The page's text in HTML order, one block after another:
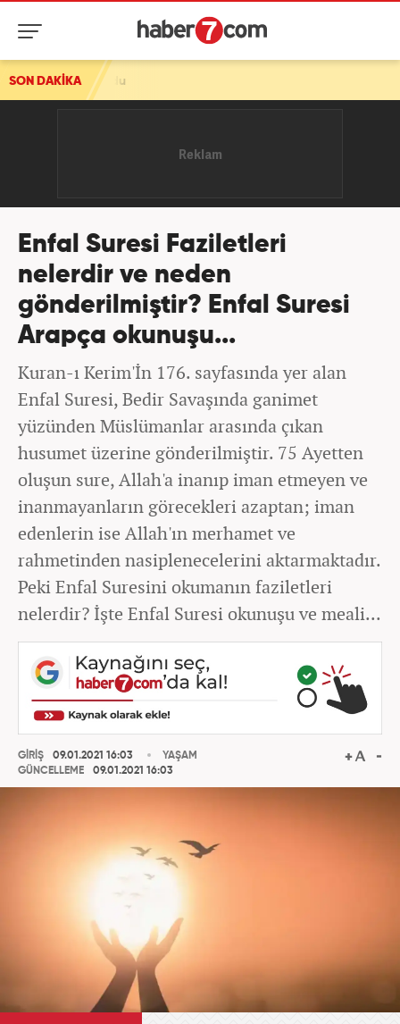
SON DAKİKA
oldu
Enfal Suresi Faziletleri
nelerdir ve neden
gönderilmiştir? Enfal Suresi
Arapça okunuşu...
Kuran-ı Kerim'İn 176. sayfasında yer alan
Enfal Suresi, Bedir Savaşında ganimet
yüzünden Müslümanlar arasında çıkan
husumet üzerine gönderilmiştir. 75 Ayetten
oluşun sure, Allah'a inanıp iman etmeyen ve
inanmayanların görecekleri azaptan; iman
edenlerin ise Allah'ın merhamet ve
rahmetinden nasiplenecelerini aktarmaktadır.
Peki Enfal Suresini okumanın faziletleri
nelerdir? İşte Enfal Suresi okunuşu ve meali...
GİRİŞ
09.01.2021 16:03
GÜNCELLEME
09.01.2021 16:03
YAŞAM